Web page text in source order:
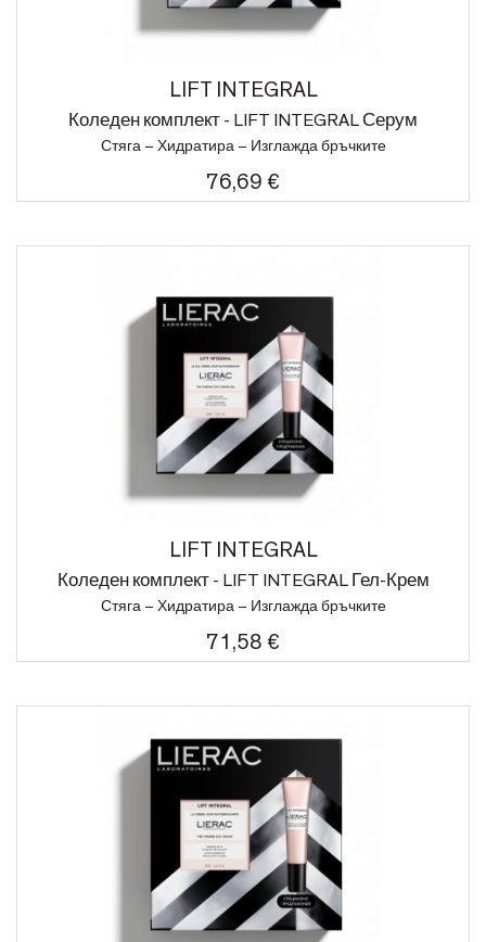
LIFT INTEGRAL
Коледен комплект - LIFT INTEGRAL Серум
Стяга – Хидратира – Изглажда бръчките
76,69 €
LIFT INTEGRAL
Коледен комплект - LIFT INTEGRAL Гел-Крем
Стяга – Хидратира – Изглажда бръчките
71,58 €